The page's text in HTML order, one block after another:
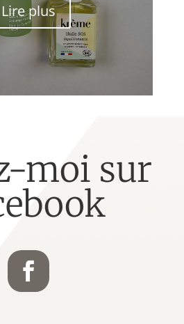
Lire plus
moi sur